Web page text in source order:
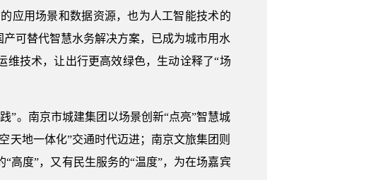
应用场景和数据资源，也为人工智能技术的
可替代智慧水务解决方案，已成为城市用水
维技术，让出行更高效绿色，生动诠释了“场
”。南京市城建集团以场景创新“点亮”智慧城
天地一体化”交通时代迈进；南京文旅集团则
高度”，又有民生服务的“温度”，为在场嘉宾